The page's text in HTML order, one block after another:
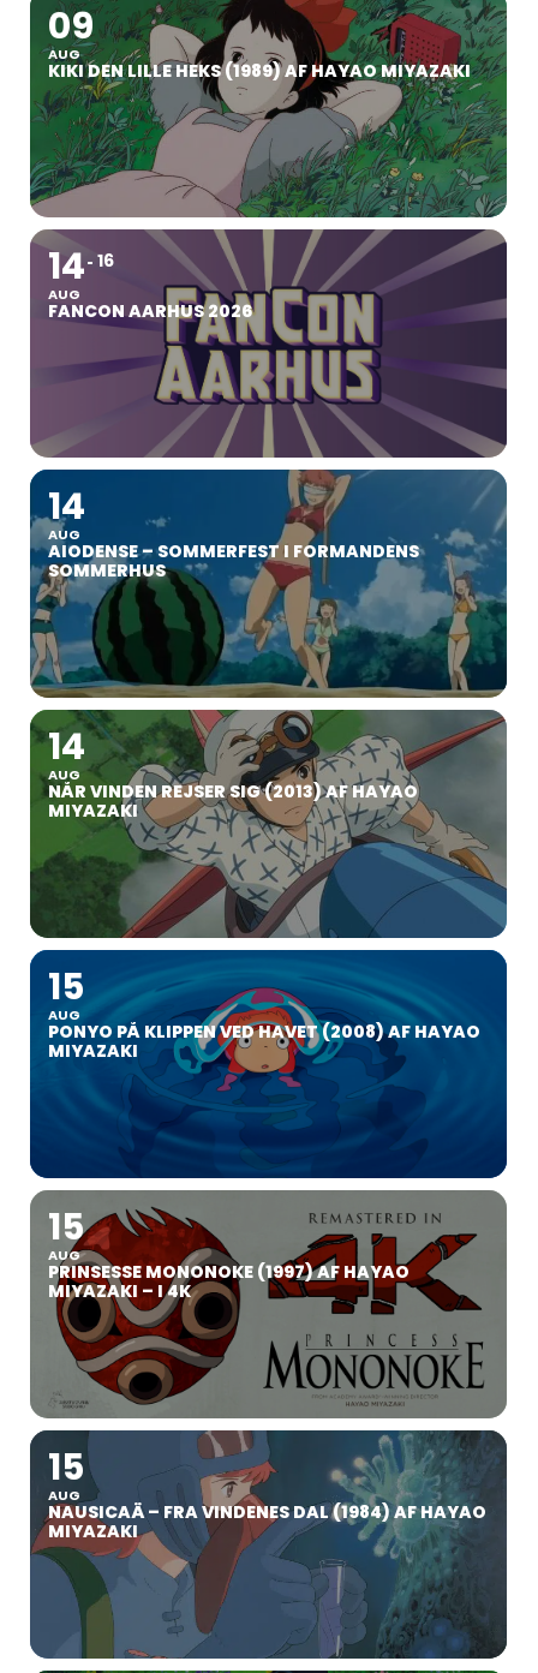
09
AUG
KIKI DEN LILLE HEKS (1989) AF HAYAO MIYAZAKI
14
AUG
16
FANCON AARHUS 2026
14
AUG
AIODENSE – SOMMERFEST I FORMANDENS
SOMMERHUS
14
AUG
NÅR VINDEN REJSER SIG (2013) AF HAYAO
MIYAZAKI
15
AUG
PONYO PÅ KLIPPEN VED HAVET (2008) AF HAYAO
MIYAZAKI
15
AUG
PRINSESSE MONONOKE (1997) AF HAYAO
MIYAZAKI – I 4K
15
AUG
NAUSICAÄ – FRA VINDENES DAL (1984) AF HAYAO
MIYAZAKI